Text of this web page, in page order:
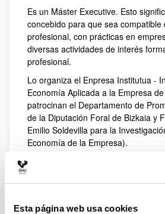
Esta página web usa cookies
Es un Máster Executive. Esto
concebido para que sea compatible
profesional, con prácticas en
diversas actividades de interés
profesional.
Lo organiza el Enpresa Institutua -
Economía Aplicada a la Empresa
patrocinan el Departamento de
de la Diputación Foral de Bizkaia y
Emilio Soldevilla para la
Economía de la Empresa).